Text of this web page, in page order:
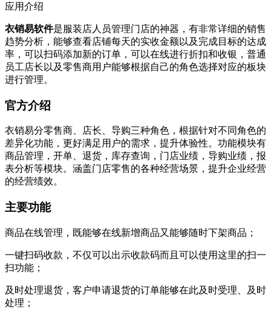
应用介绍
衣销易软件是服装店人员管理门店的神器，有非常详细的销售
趋势分析，能够查看店铺每天的实收金额以及完成目标的达成
率，可以扫码添加新的订单，可以在线进行折扣和收银，普通
员工店长以及零售商用户能够根据自己的角色选择对应的板块
进行管理。
官方介绍
衣销易分零售商、店长、导购三种角色，根据针对不同角色的
差异化功能，更好满足用户的需求，提升体验性。功能模块有
商品管理，开单、退货，库存查询，门店业绩，导购业绩，报
表分析等模块。涵盖门店零售的各种经营场景，提升企业经营
的经营绩效。
主要功能
商品在线管理，既能够在线新增商品又能够随时下架商品；
一键扫码收款，不仅可以出示收款码而且可以使用这里的扫一
扫功能；
及时处理退货，客户申请退货的订单能够在此及时受理、及时
处理；